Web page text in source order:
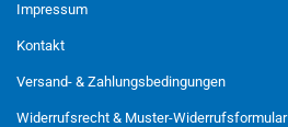
Impressum
Kontakt
Versand- & Zahlungsbedingungen
Widerrufsrecht & Muster-Widerrufsformular